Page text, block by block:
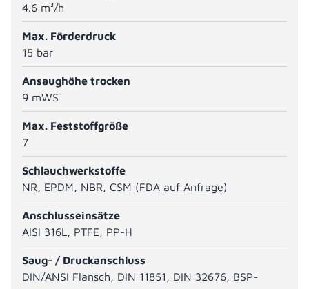
4.6 m³/h
Max. Förderdruck
15 bar
Ansaughöhe trocken
9 mWS
Max. Feststoffgröße
7
Schlauchwerkstoffe
NR, EPDM, NBR, CSM (FDA auf Anfrage)
Anschlusseinsätze
AISI 316L, PTFE, PP-H
Saug- / Druckanschluss
DIN/ANSI Flansch, DIN 11851, DIN 32676, BSP-